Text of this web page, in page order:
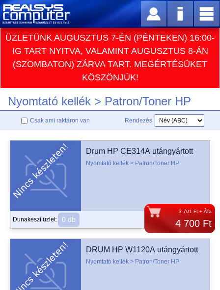
ÜZLETÜNK AUGUSZTUS 7-ÉN (PÉNTEKEN) 16:00-
IG TART NYITVA, VALAMINT AUGUSZTUS 8-ÁN
(SZOMBATON) ZÁRVA TART. MEGÉRTÉSÜKET
KÖSZÖNJÜK!
Nyomtató kellék > Patron/Toner HP
Csak ami raktáron van Rendezés
3 701 Ft + Áfa
4 700 Ft
Drum HP CE314A utángyártott
Nyomtató kellék > Patron/Toner HP
Dunakeszi üzlet: 0 db
DRUM HP W1120A utángyártott
Nyomtató kellék > Patron/Toner HP